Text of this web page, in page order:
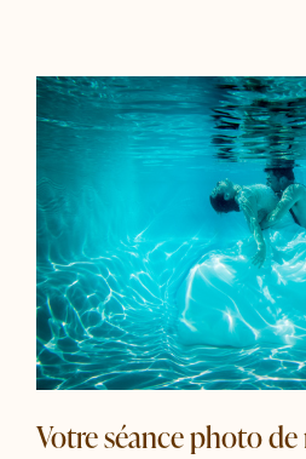
Votre séance photo de